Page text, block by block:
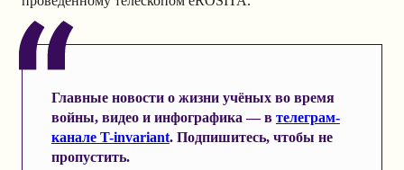
Главные новости о жизни учёных во время
войны, видео и инфографика — в телеграм-
канале T-invariant. Подпишитесь, чтобы не
пропустить.